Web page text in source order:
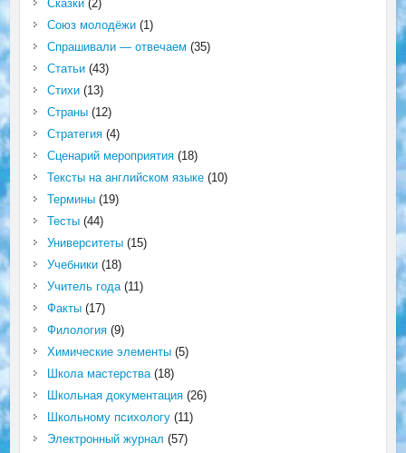
Сказки(2)
Союз молодёжи(1)
Спрашивали — отвечаем (35)
Статьи(43)
Стихи(13)
Страны(12)
Стратегия(4)
Сценарий мероприятия(18)
Тексты на английском языке(10)
Термины(19)
Тесты(44)
Университеты(15)
Учебники(18)
Учитель года(11)
Факты(17)
Филология(9)
Химические элементы(5)
Школа мастерства(18)
Школьная документация(26)
Школьному психологу(11)
Электронный журнал (57)